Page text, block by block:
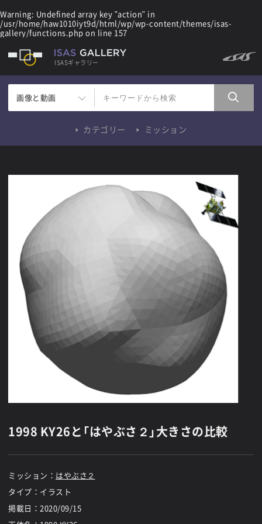
Warning: Undefined array key "action" in
/usr/home/haw1010iyt9d/html/wp/wp-content/themes/isas-
gallery/functions.php on line 157
ISASギャラリー
画像と動画
カテゴリー ミッション
1998 KY26と「はやぶさ２」大きさの比較
ミッション： はやぶさ２
タイプ：イラスト
掲載日： 2020/09/15